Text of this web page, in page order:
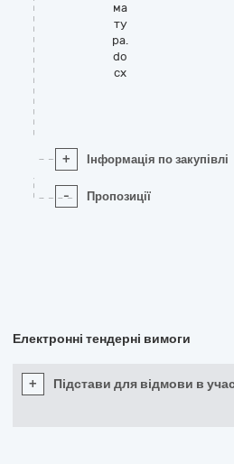
ма
ту
ра.
do
cx
+ Інформація по закупівлі
- Пропозиції
Електронні тендерні вимоги
+ Підстави для відмови в